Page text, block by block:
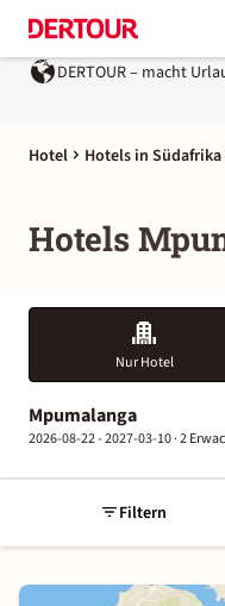
DERTOUR – macht
Hotel Hotels in Südafrika
Hotels
Nur Hotel
Mpumalanga
2026-08-22 - 2027-03-10 ·2
Filtern